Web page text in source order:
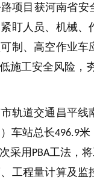
项目获河南省
盯人员、机械
制、高空作业
施工安全风险，
轨道交通昌平线
车站总长496.9米
采用 PBA工法，
工程量计算及